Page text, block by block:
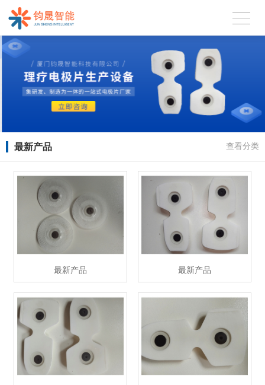
最新产品 查看分类
最新产品 最新产品